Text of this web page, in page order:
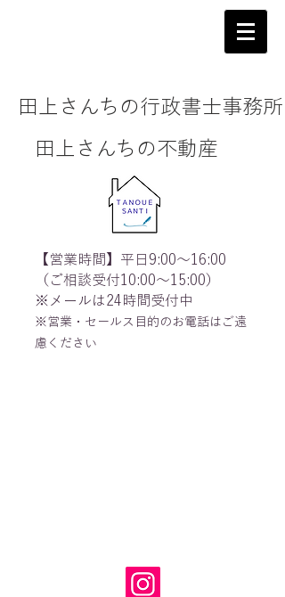
田上さんちの行政書士事務所
田上さんちの不動産
【営業時間】平日9:00～16:00
（ご相談受付10:00～15:00）
※メールは24時間受付中
※営業・セールス目的のお電話はご遠
慮ください